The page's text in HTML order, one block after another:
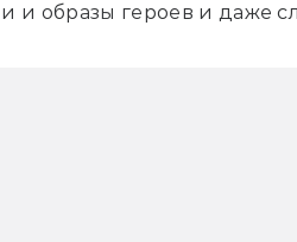
и образы героев и даже